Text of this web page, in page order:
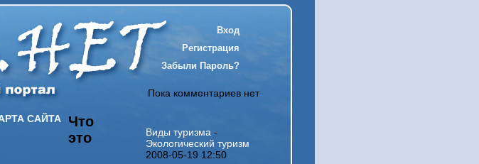
Вход
Регистрация
Забыли Пароль?
САЙТА
Что
это
Пока комментариев нет
Виды туризма -
Экологический туризм
2008-05-19 12:50